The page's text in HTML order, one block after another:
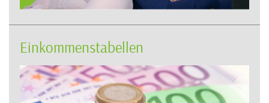
Einkommenstabellen